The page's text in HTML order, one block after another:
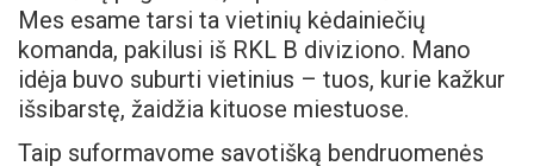
Mes esame tarsi ta vietinių kėdainiečių
komanda, pakilusi iš RKL B diviziono. Mano
idėja buvo suburti vietinius – tuos, kurie kažkur
išsibarstę, žaidžia kituose miestuose.
Taip suformavome savotišką bendruomenės